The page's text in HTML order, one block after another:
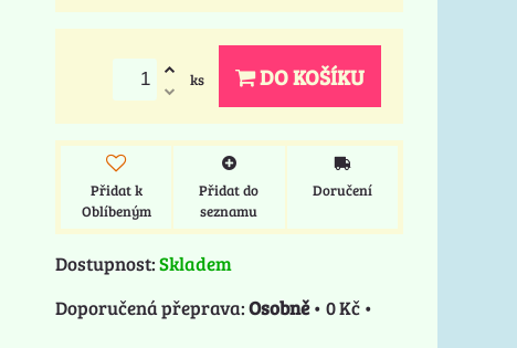
ks DO KOŠÍKU
Přidat k
Oblíbeným
Přidat do
seznamu
Doručení
Dostupnost:Skladem
Osobně• 0 Kč •